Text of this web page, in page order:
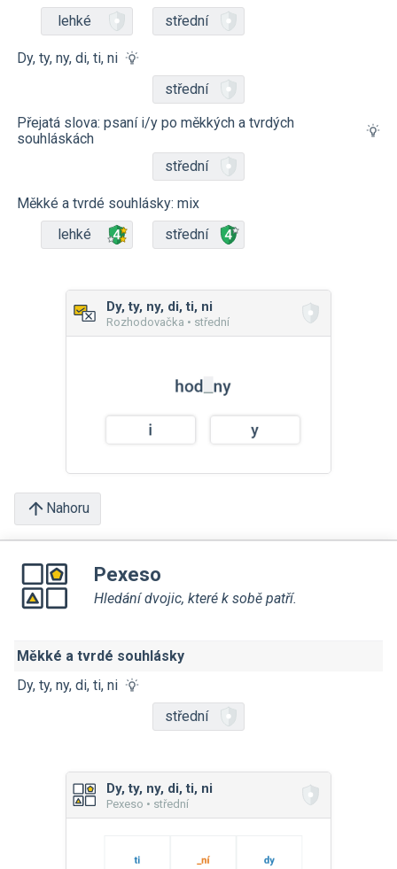
lehké
střední
Dy, ty, ny, di, ti, ni
střední
Přejatá slova: psaní i/y po měkkých a tvrdých
souhláskách
střední
Měkké a tvrdé souhlásky: mix
lehké
střední
Dy, ty, ny, di, ti, ni
Rozhodovačka • střední
Nahoru
Pexeso
Hledání dvojic, které k sobě patří.
Měkké a tvrdé souhlásky
Dy, ty, ny, di, ti, ni
střední
Dy, ty, ny, di, ti, ni
Pexeso • střední